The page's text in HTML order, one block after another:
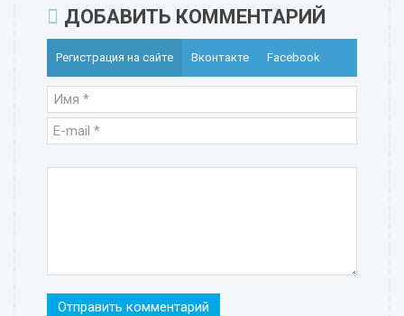
ДОБАВИТЬ КОММЕНТАРИЙ
Регистрация на сайте Вконтакте Facebook